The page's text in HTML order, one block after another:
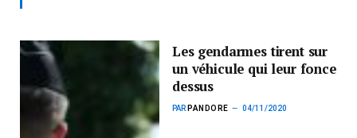
Les gendarmes tirent sur
un véhicule qui leur fonce
dessus
PAR PANDORE 04/11/2020